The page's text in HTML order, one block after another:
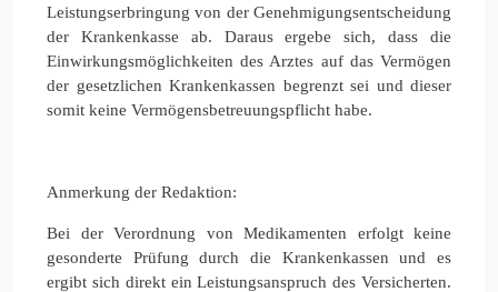
Leistungserbringung von der Genehmigungsentscheidung
der Krankenkasse ab. Daraus ergebe sich, dass die
Einwirkungsmöglichkeiten des Arztes auf das Vermögen
der gesetzlichen Krankenkassen begrenzt sei und dieser
somit keine Vermögensbetreuungspflicht habe.
Anmerkung der Redaktion:
Bei der Verordnung von Medikamenten erfolgt keine
gesonderte Prüfung durch die Krankenkassen und es
ergibt sich direkt ein Leistungsanspruch des Versicherten.